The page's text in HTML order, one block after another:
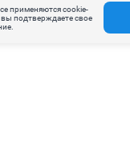
применяются cookie-
вы подтверждаете свое